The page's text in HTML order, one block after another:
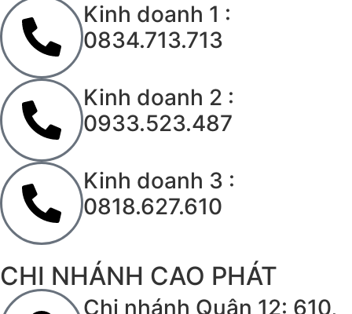
Kinh doanh 1 :
0834.713.713
Kinh doanh 2 :
0933.523.487
Kinh doanh 3 :
0818.627.610
CHI NHÁNH CAO PHÁT
Chi nhánh Quận 12: 610,